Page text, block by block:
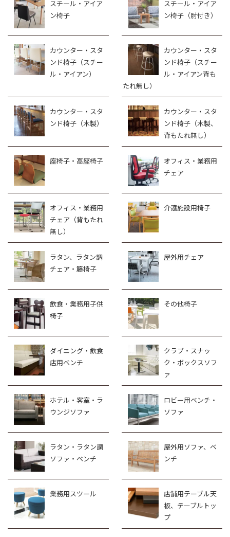
スチール・アイア
ン椅子
スチール・アイア
ン椅子（肘付き）
カウンター・スタ
ンド椅子（スチー
ル・アイアン）
カウンター・スタ
ンド椅子（スチー
ル・アイアン背も
たれ無し）
カウンター・スタ
ンド椅子（木製）
カウンター・スタ
ンド椅子（木製、
背もたれ無し）
座椅子・高座椅子
オフィス・業務用
チェア
オフィス・業務用
チェア（背もたれ
無し）
介護施設用椅子
ラタン、ラタン調
チェア・籐椅子
屋外用チェア
飲食・業務用子供
椅子
その他椅子
ダイニング・飲食
店用ベンチ
クラブ・スナッ
ク・ボックスソフ
ァ
ホテル・客室・ラ
ウンジソファ
ロビー用ベンチ・
ソファ
ラタン・ラタン調
ソファ・ベンチ
屋外用ソファ、ベ
ンチ
業務用スツール
店舗用テーブル天
板、テーブルトッ
プ